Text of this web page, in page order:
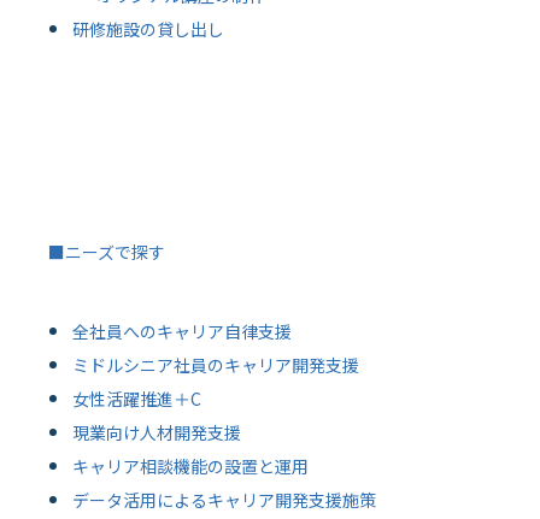
研修施設の貸し出し
■ニーズで探す
全社員へのキャリア自律支援
ミドルシニア社員のキャリア開発支援
女性活躍推進＋C
現業向け人材開発支援
キャリア相談機能の設置と運用
データ活用によるキャリア開発支援施策